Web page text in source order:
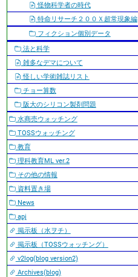
怪物科学者の時代
特命リサーチ２００Ｘ超常現象編
フィクション個別データ
法と科学
雑多なデマについて
怪しい学術雑誌リスト
チョー算数
阪大のシリコン製剤問題
水商売ウォッチング
TOSSウォッチング
教育
理科教育ML ver.2
その他の情報
資料置き場
News
apj
掲示板（水ヲチ）
掲示板（TOSSウォッチング）
v2log(blog version2)
Archives(blog)